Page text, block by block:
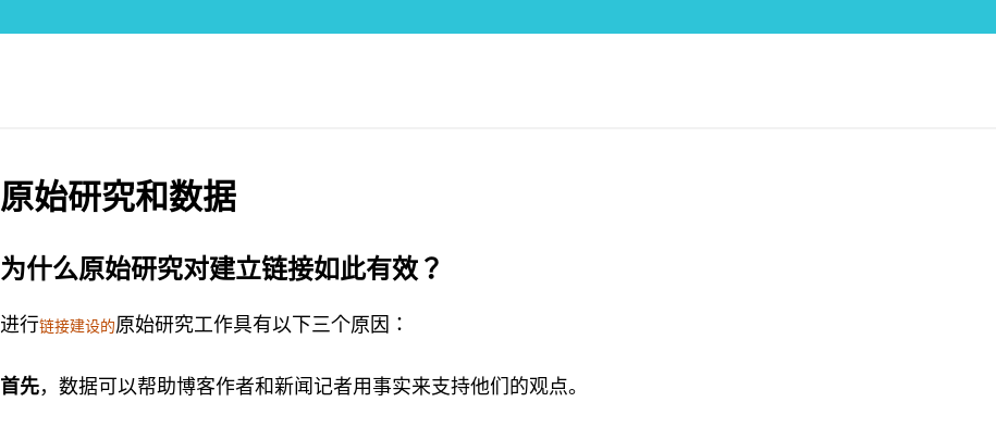
原始研究和数据
为什么原始研究对建立链接如此有效？
进行链接建设的原始研究工作具有以下三个原因：
首先，数据可以帮助博客作者和新闻记者用事实来支持他们的观点。